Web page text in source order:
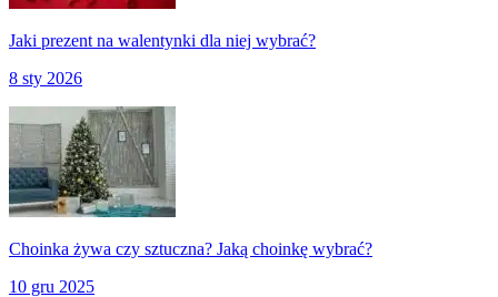
Jaki prezent na walentynki dla niej wybrać?
8 sty 2026
Choinka żywa czy sztuczna? Jaką choinkę wybrać?
10 gru 2025